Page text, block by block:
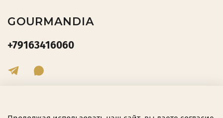
+79163416060
GOURMANDIA